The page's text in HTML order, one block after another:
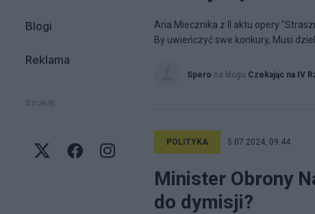
Blogi
Reklama
Szukaj:
Aria Miecznika z II aktu opery
By uwieńczyć swe konkury, Musi
Spero na blogu Czekając na IV
POLITYKA 5.07.2024, 09:44
Minister Obrony
do dymisji?